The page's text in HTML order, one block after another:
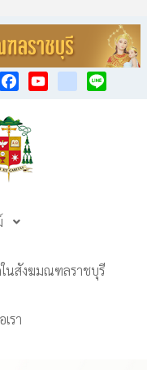
นสังฆมณฑลราชบุรี
รา